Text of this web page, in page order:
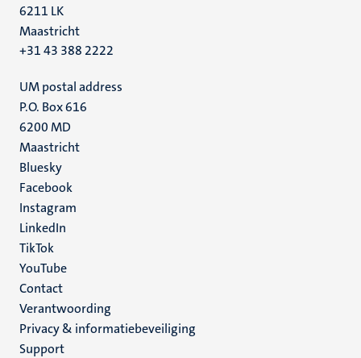
6211 LK
Maastricht
+31 43 388 2222
UM postal address
P.O. Box 616
6200 MD
Maastricht
Social
media
Bluesky
Facebook
Instagram
LinkedIn
TikTok
YouTube
Menu
footer
(NL)
Contact
Verantwoording
Privacy & informatiebeveiliging
Support